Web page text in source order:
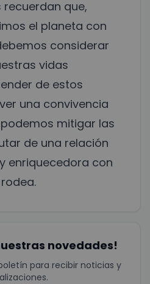
que,
el planeta con
considerar
vidas
de estos
una convivencia
mitigar las
de una relación
enriquecedora con
novedades!
para recibir noticias y